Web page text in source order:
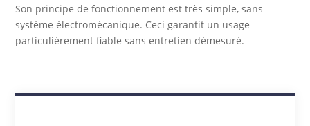
Son principe de fonctionnement est très simple, sans
système électromécanique. Ceci garantit un usage
particulièrement fiable sans entretien démesuré.